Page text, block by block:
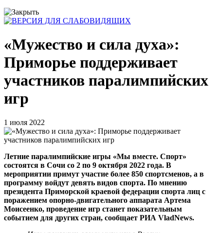
«Мужество и сила духа»:
Приморье поддерживает
участников паралимпийских
игр
1 июля 2022
Летние паралимпийские игры «Мы вместе. Спорт»
состоятся в Сочи со 2 по 9 октября 2022 года. В
мероприятии примут участие более 850 спортсменов, а в
программу войдут девять видов спорта. По мнению
президента Приморской краевой федерации спорта лиц с
поражением опорно-двигательного аппарата Артема
Моисеенко, проведение игр станет показательным
событием для других стран, сообщает РИА VladNews.